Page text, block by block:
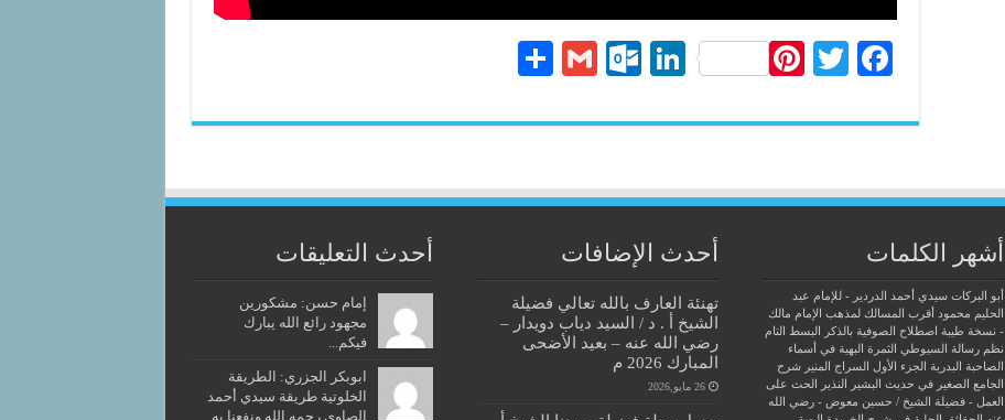
Fa
bo
T
tte
er
t
Li
ed
O
lo
.c
o
m
G
ail
re
أشهر الكلمات
أبو البركات سيدي أحمد الدردير - للإمام عبد
الحليم محمود أقرب المسالك لمذهب الإمام مالك
- نسخة طيبة اصطلاح الصوفية بالذكر
البسط التام
نظم رسالة السيوطي الثمرة البهية في أسماء
الصاحبة البدرية الجزء الأول السراج المنير شرح
الجامع الصغير في حديث البشير النذير
الحث على
العمل - فضيلة الشيخ / حسين معوض - رضي الله
أحدث الإضافات
تهنئة العارف بالله تعالي فضيلة
الشيخ أ . د / السيد دياب دويدار –
رضي الله عنه – بعيد الأضحى
المبارك 2026 م
26 مايو,2026
أحدث التعليقات
إمام حسن: مشكورين
مجهود رائع الله يبارك
فيكم...
ابوبكر الجزري: الطريقة
الخلوتية طريقة سيدي أحمد
الصاوي رحمه الله ونفعنا به